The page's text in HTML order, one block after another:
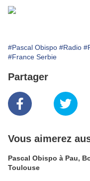
#Pascal Obispo #Radio
#France Serbie
Partager
Vous aimerez
Pascal Obispo à Pau,
Toulouse